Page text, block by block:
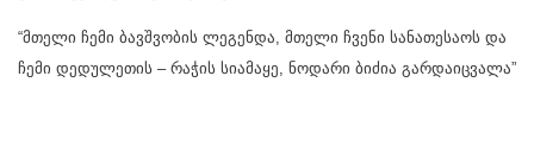
“მთელი ჩემი ბავშვობის ლეგენდა, მთელი ჩვენი სანათესაოს და
ჩემი დედულეთის – რაჭის სიამაყე, ნოდარი ბიძია გარდაიცვალა”